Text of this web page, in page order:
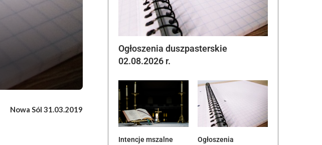
Nowa Sól 31.03.2019
Ogłoszenia duszpasterskie
02.08.2026 r.
Intencje mszalne
Ogłoszenia